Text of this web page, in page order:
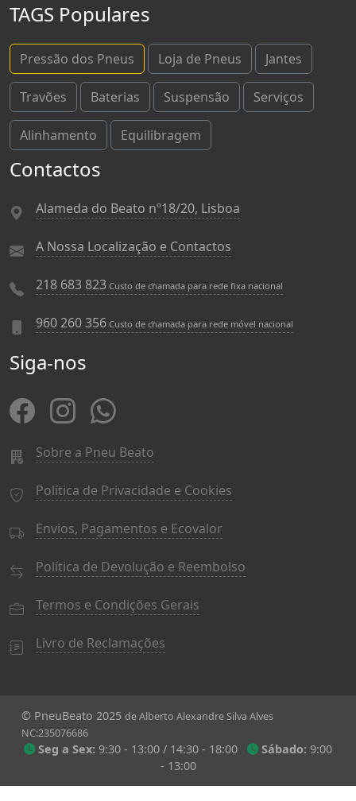
TAGS Populares
Pressão dos Pneus Loja de Pneus Jantes
Travões Baterias Suspensão Serviços
Alinhamento Equilibragem
Contactos
Alameda do Beato nº18/20, Lisboa
A Nossa Localização e Contactos
218 683 823 Custo de chamada para rede fixa nacional
960 260 356 Custo de chamada para rede móvel nacional
Siga-nos
Sobre a Pneu Beato
Política de Privacidade e Cookies
Envios, Pagamentos e Ecovalor
Política de Devolução e Reembolso
Termos e Condições Gerais
Livro de Reclamações
© PneuBeato 2025 de Alberto Alexandre Silva Alves
NC:235076686
Seg a Sex: 9:30 - 13:00 / 14:30 - 18:00 Sábado: 9:00
- 13:00